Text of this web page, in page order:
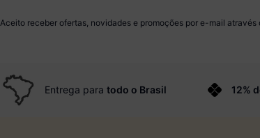
Aceito receber ofertas, novidades e promoções por e-mail através
Entrega paratodo o Brasil 12%